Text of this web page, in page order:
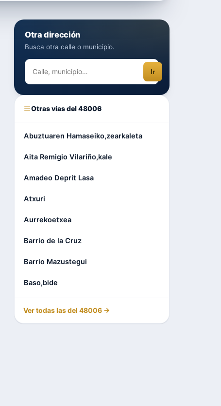
Otra dirección
Busca otra calle o municipio.
Ir
Otras vías del 48006
Abuztuaren Hamaseiko,zearkaleta
Aita Remigio Vilariño,kale
Amadeo Deprit Lasa
Atxuri
Aurrekoetxea
Barrio de la Cruz
Barrio Mazustegui
Baso,bide
Ver todas las del 48006 →